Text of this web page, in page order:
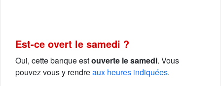
Est-ce overt le samedi ?
Oui, cette banque estouverte le samedi. Vous
pouvez vous y rendreaux heures indiquées.